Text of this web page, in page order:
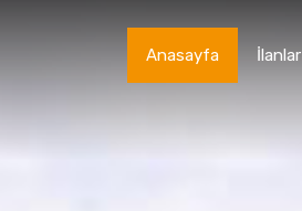
Anasayfa İlanlar